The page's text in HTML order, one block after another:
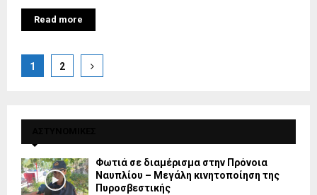
Read more
Posts
1 2
Φωτιά σε διαμέρισμα στην Πρόνοια
Ναυπλίου – Μεγάλη κινητοποίηση της
Πυροσβεστικής